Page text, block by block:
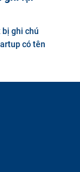
ghi chú
có tên